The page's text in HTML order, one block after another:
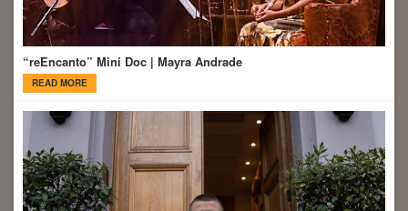
“reEncanto” Mini Doc | Mayra Andrade
READ MORE